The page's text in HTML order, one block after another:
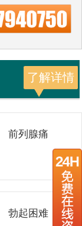
了解详情
前列腺痛
勃起困难